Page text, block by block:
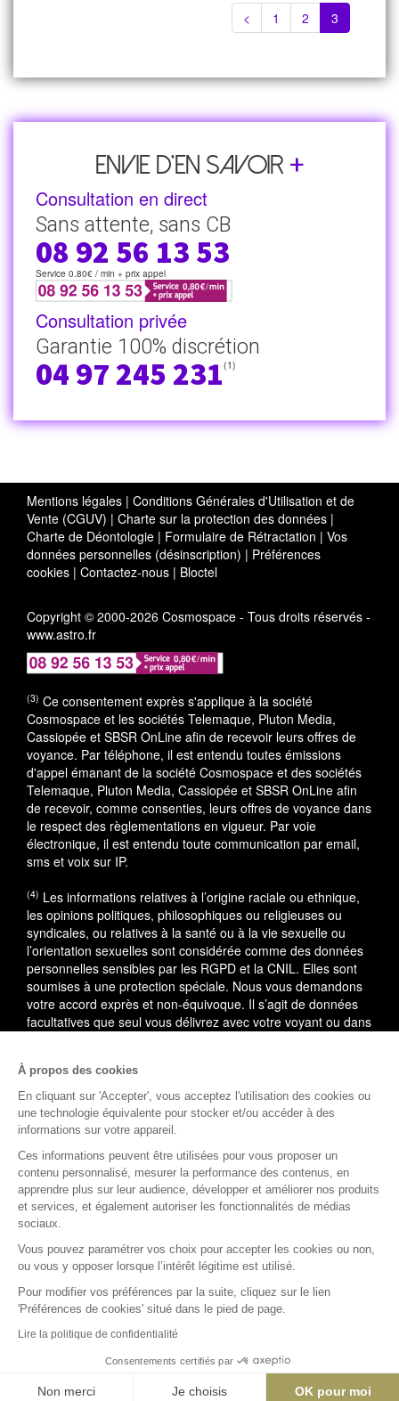
< 1 2 3
Envie d’en savoir +
Consultation en direct
Sans attente, sans CB
08 92 56 13 53
Service 0.80€ / min + prix appel
Consultation privée
Garantie 100% discrétion
04 97 245 231(1)
Mentions légales | Conditions Générales d'Utilisation et de
Vente (CGUV) | Charte sur la protection des données |
Charte de Déontologie | Formulaire de Rétractation | Vos
données personnelles (désinscription) | Préférences
cookies | Contactez-nous | Bloctel
Copyright © 2000-2026 Cosmospace - Tous droits réservés -
www.astro.fr
(3) Ce consentement exprès s'applique à la société
Cosmospace et les sociétés Telemaque, Pluton Media,
Cassiopée et SBSR OnLine afin de recevoir leurs offres de
voyance. Par téléphone, il est entendu toutes émissions
d'appel émanant de la société Cosmospace et des sociétés
Telemaque, Pluton Media, Cassiopée et SBSR OnLine afin
de recevoir, comme consenties, leurs offres de voyance dans
le respect des règlementations en vigueur. Par voie
électronique, il est entendu toute communication par email,
sms et voix sur IP.
(4) Les informations relatives à l’origine raciale ou ethnique,
les opinions politiques, philosophiques ou religieuses ou
syndicales, ou relatives à la santé ou à la vie sexuelle ou
l’orientation sexuelles sont considérée comme des données
personnelles sensibles par les RGPD et la CNIL. Elles sont
soumises à une protection spéciale. Nous vous demandons
votre accord exprès et non-équivoque. Il s’agit de données
facultatives que seul vous délivrez avec votre voyant ou dans
En cas de litige, vous pouvez saisir le médiateur de la
consommation : AVENIR CONSO, 09 53 01 02 69. En savoir
plus
L'accès à cette offre commerciale est soumis aux
conditions suivantes : 10 minutes de voyance au tarif spécial
de 15EUR TTC, voyance privée. Offre valable dans la limite
des 10 premières minutes, après validation de votre compte
client comprenant votre nom, prénom, téléphone, adresse,
existant). Au-delà des 10 premières minutes, le tarif est de
3.5EUR à 9.5EUR TTC la minute supplémentaire selon le
voyant.
Rejoignez la communauté Astro.fr
Découvrez iHoroscope : notre appli d'astrologie et d'horoscope
À propos des cookies
En cliquant sur 'Accepter', vous acceptez l'utilisation des cookies ou
une technologie équivalente pour stocker et/ou accéder à des
informations sur votre appareil.
Ces informations peuvent être utilisées pour vous proposer un
contenu personnalisé, mesurer la performance des contenus, en
apprendre plus sur leur audience, développer et améliorer nos produits
et services, et également autoriser les fonctionnalités de médias
sociaux.
Vous pouvez paramétrer vos choix pour accepter les cookies ou non,
ou vous y opposer lorsque l’intérêt légitime est utilisé.
Pour modifier vos préférences par la suite, cliquez sur le lien
'Préférences de cookies' situé dans le pied de page.
Lire la politique de confidentialité
Consentements certifiés par
Non merci Je choisis OK pour moi